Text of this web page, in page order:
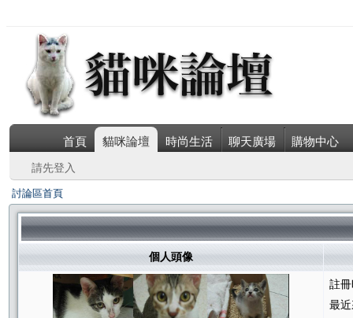
首頁 貓咪論壇 時尚生活 聊天廣場 購物中心
請先登入
討論區首頁
個人頭像
註
最